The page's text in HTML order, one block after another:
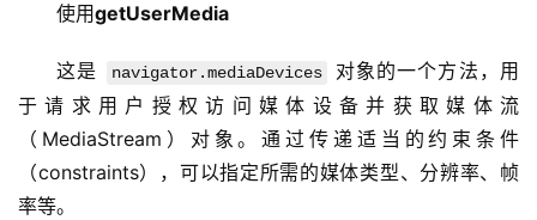
使用getUserMedia
这是 navigator.mediaDevices
对象的一个方法，用
于请求用户授权访问媒体设备并获取媒体流
（MediaStream）对象。通过传递适当的约束条件
（constraints），可以指定所需的媒体类型、分辨率、帧
率等。